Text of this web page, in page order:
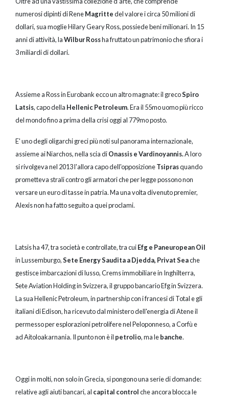
numerosi dipinti di ReneMagrittedel valore i circa 50 milioni di
dollari, sua moglie Hilary Geary Ross, possiede beni milionari. In 15
anni di attività, laWilbur Rossha fruttato un patrimonio che sfiora i
3 miliardi di dollari.
Assieme a Ross in Eurobank ecco un altro magnate: il grecoSpiro
Latsis, capo della Hellenic Petroleum. Era il 55mo uomo più ricco
del mondo fino a prima della crisi oggi al 779mo posto.
E' uno degli oligarchi greci più noti sul panorama internazionale,
assieme ai Niarchos, nella scia diOnassis e Vardinoyannis.A loro
si rivolgeva nel 2013 l'allora capo dell'opposizioneTsiprasquando
prometteva strali contro gli armatori che per legge possono non
versare un euro di tasse in patria. Ma una volta divenuto premier,
Alexis non ha fatto seguito a quei proclami.
Latsis ha 47, tra società e controllate, tra cuiEfg e Paneuropean Oil
in Lussemburgo,Sete Energy Saudita a Djedda, Privat Seache
gestisce imbarcazioni di lusso, Crems immobiliare in Inghilterra,
Sete Aviation Holding in Svizzera, il gruppo bancario Efg in Svizzera.
La sua Hellenic Petroleum, in partnership con i francesi di Total e gli
italiani di Edison, ha ricevuto dal ministero dell'energia di Atene il
permesso per esplorazioni petrolifere nel Peloponneso, a Corfù e
ad Aitoloakarnania. Il punto non è il petrolio, ma lebanche.
Oggi in molti, non solo in Grecia, si pongono una serie di domande:
relative agli aiuti bancari, al capital controlche ancora blocca le